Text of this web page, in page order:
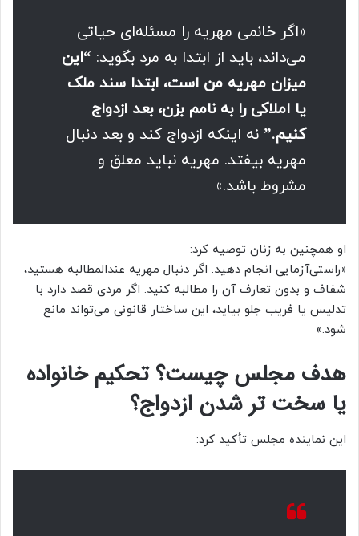
«اگر خانمی مهریه را مسئله‌ای حیاتی
می‌داند، باید از ابتدا به مرد بگوید: “این
میزان مهریه من است، ابتدا سند ملک
یا املاکی را به نامم بزن، بعد ازدواج
کنیم.” نه اینکه ازدواج کند و بعد دنبال
مهریه بیفتد. مهریه نباید معلق و
مشروط باشد.»
او همچنین به زنان توصیه کرد:
«راستی‌آزمایی انجام دهید. اگر دنبال مهریه عندالمطالبه هستید،
شفاف و بدون تعارف آن را مطالبه کنید. اگر مردی قصد دارد با
تدلیس یا فریب جلو بیاید، این ساختار قانونی می‌تواند مانع
شود.»
هدف مجلس چیست؟ تحکیم خانواده
یا سخت تر شدن ازدواج؟
این نماینده مجلس تأکید کرد: